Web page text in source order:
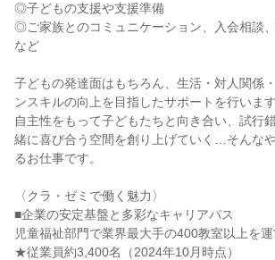
◎子どもの支援や支援準備
◎ご家族とのコミュニケーション、入会相談
など
子どもの発達面はもちろん、生活・対人関係
ンスキルの向上を目指したサポートを行います
自主性をもって子どもたちと向き合い、試行
緒に喜び合う空間を創り上げていく…そんな
るお仕事です。
〈クラ・ゼミで働く魅力〉
■企業の安定基盤と多彩なキャリアパス
児童福祉部門で業界最大手の400教室以上を運
★従業員約3,400名（2024年10月時点）